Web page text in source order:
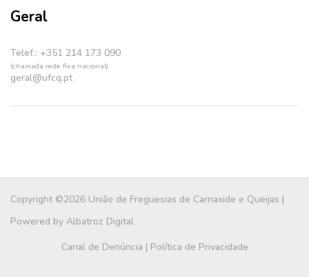
Geral
Telef.: +351 214 173 090
(chamada rede fixa nacional)
geral@ufcq.pt
Copyright ©2026 União de Freguesias de Carnaxide e Queijas |
Powered by Albatroz Digital
Canal de Denúncia | Política de Privacidade